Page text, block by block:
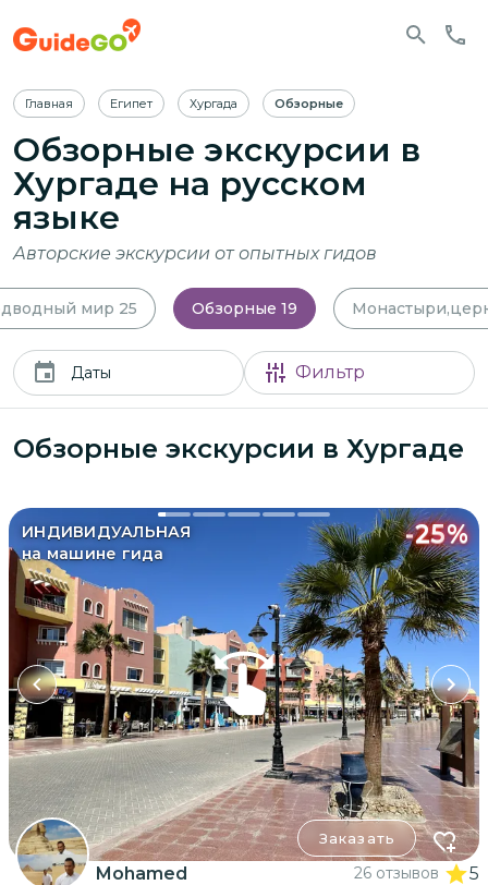
Главная Египет Хургада Обзорные
Обзорные экскурсии в
Хургаде на русском
языке
Авторские экскурсии от опытных гидов
мир 25 Обзорные 19
Даты Фильтр
Обзорные экскурсии в Хургаде
ИНДИВИДУАЛЬНАЯ
на машине гида
-25%
Заказать
Mohamed 26 отзывов 5